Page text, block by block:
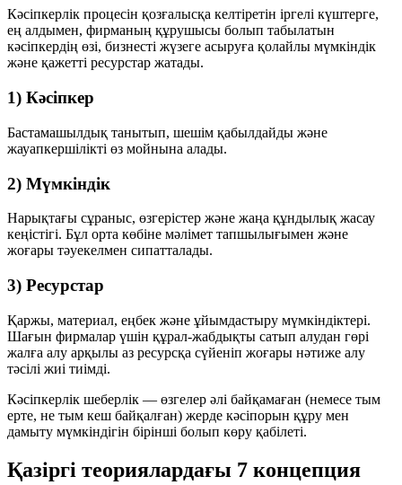
Кәсіпкерлік процесін қозғалысқа келтіретін іргелі күштерге,
ең алдымен, фирманың құрушысы болып табылатын
кәсіпкердің өзі, бизнесті жүзеге асыруға қолайлы мүмкіндік
және қажетті ресурстар жатады.
1) Кәсіпкер
Бастамашылдық танытып, шешім қабылдайды және
жауапкершілікті өз мойнына алады.
2) Мүмкіндік
Нарықтағы сұраныс, өзгерістер және жаңа құндылық жасау
кеңістігі. Бұл орта көбіне мәлімет тапшылығымен және
жоғары тәуекелмен сипатталады.
3) Ресурстар
Қаржы, материал, еңбек және ұйымдастыру мүмкіндіктері.
Шағын фирмалар үшін құрал-жабдықты сатып алудан гөрі
жалға алу арқылы аз ресурсқа сүйеніп жоғары нәтиже алу
тәсілі жиі тиімді.
Кәсіпкерлік шеберлік — өзгелер әлі байқамаған (немесе тым
ерте, не тым кеш байқалған) жерде кәсіпорын құру мен
дамыту мүмкіндігін бірінші болып көру қабілеті.
Қазіргі теориялардағы 7 концепция